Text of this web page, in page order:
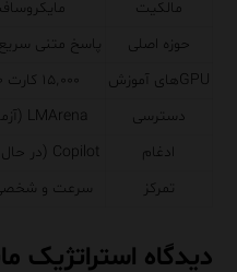
مالکیت
حوزه اصلی
پاسخ متنی
GPUهای آموزش
۱۵٬۰۰۰ کارت H۱۰۰
دسترسی
LMArena (آزمایشی)
ادغام
Copilot (در حال توسعه)
تمرکز
سرعت و
دیدگاه استراتژیک